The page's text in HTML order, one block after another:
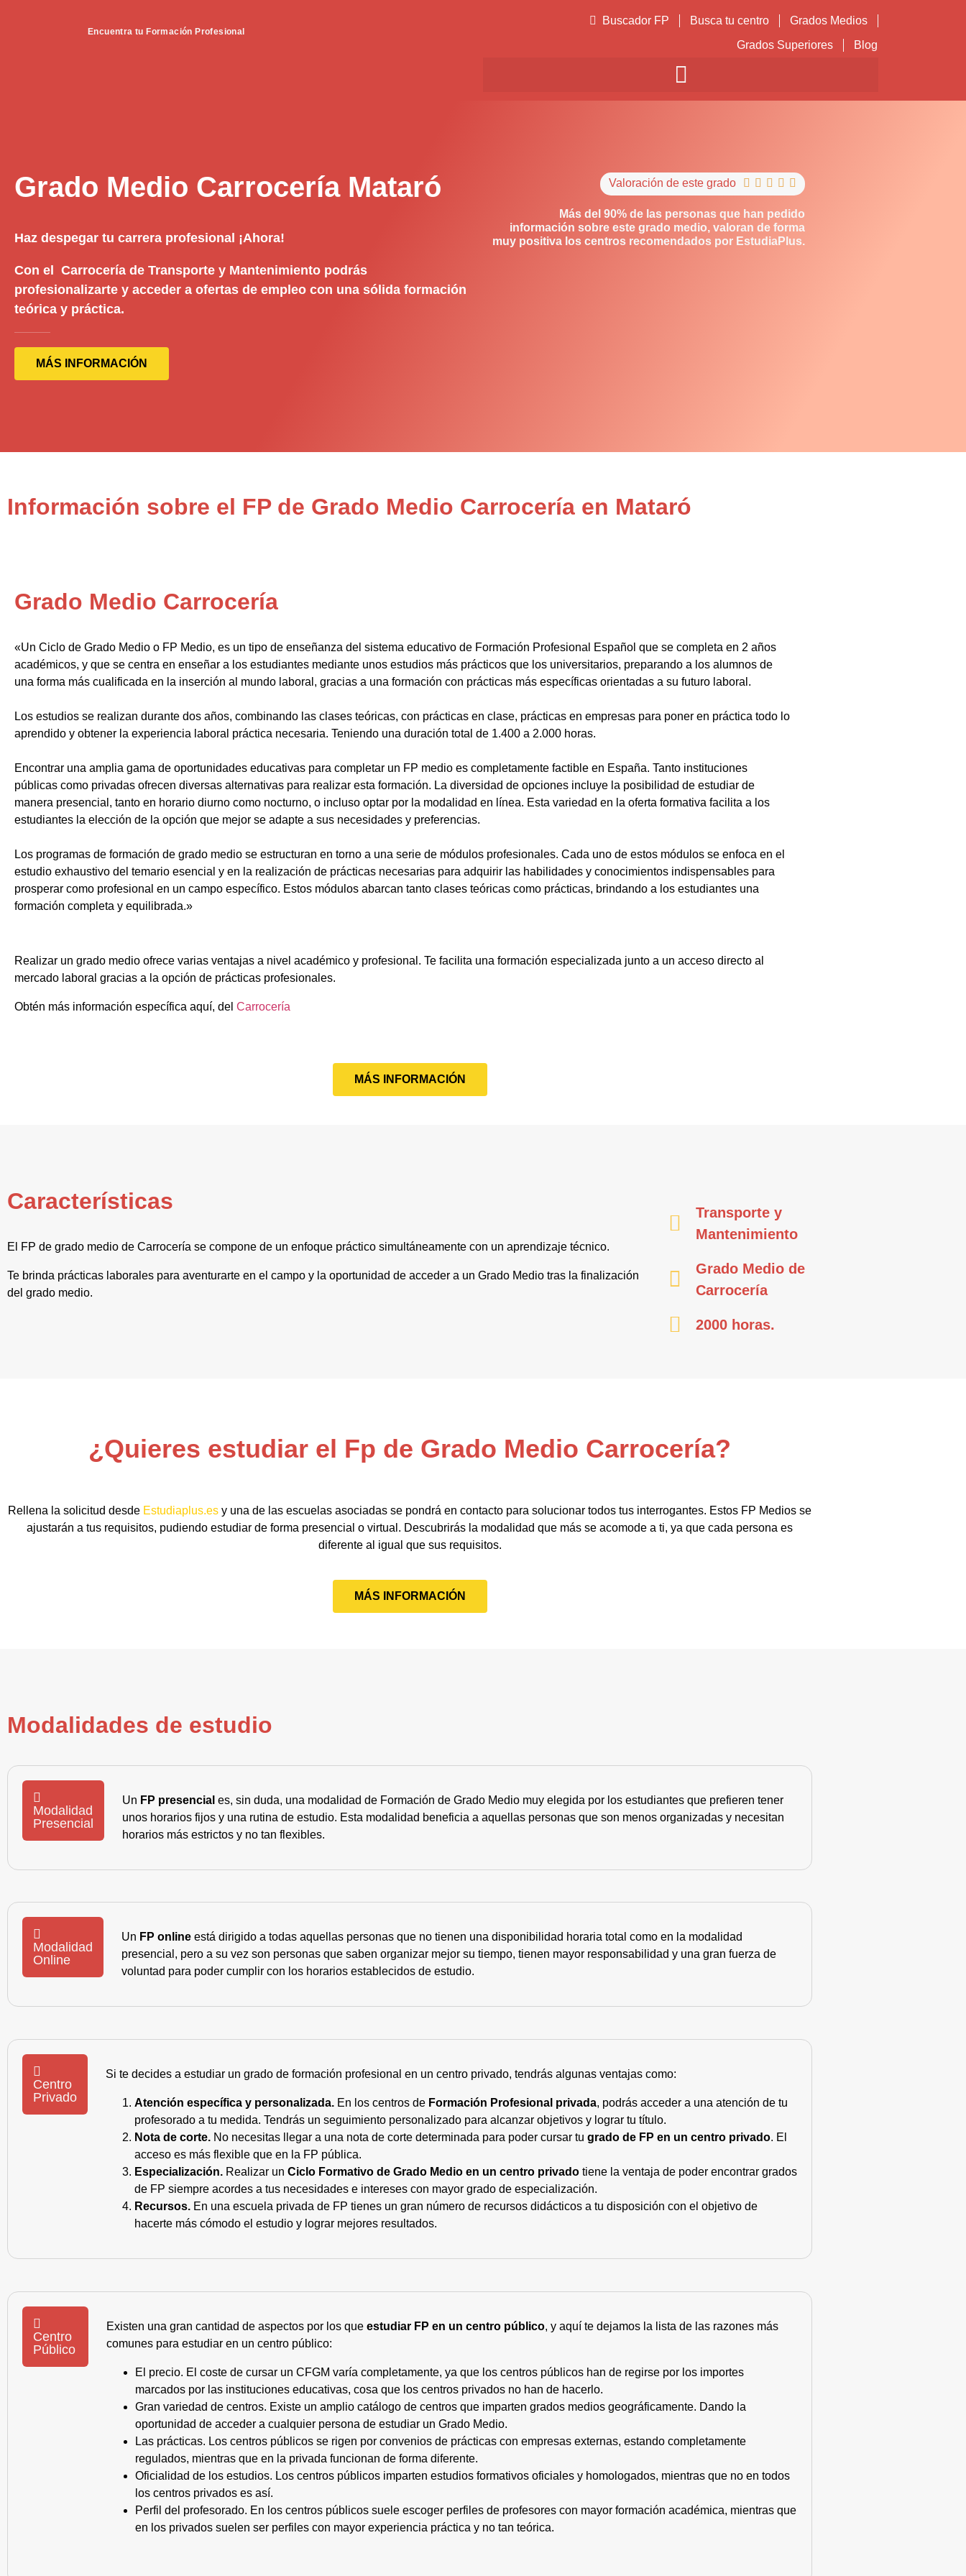
Encuentra tu Formación Profesional
Buscador FP Busca tu centro
Grados Medios
Grados Superiores
Blog
Grado Medio Carrocería Mataró
Haz despegar tu carrera profesional ¡Ahora!
Con el Carrocería de Transporte y Mantenimiento podrás
profesionalizarte y acceder a ofertas de empleo con una sólida formación
teórica y práctica.
MÁS INFORMACIÓN
Valoración de este grado     
Más del 90% de las personas que han pedido
información sobre este grado medio, valoran de forma
muy positiva los centros recomendados por EstudiaPlus.
Información sobre el FP de Grado Medio Carrocería en Mataró
Grado Medio Carrocería
«Un Ciclo de Grado Medio o FP Medio, es un tipo de enseñanza del sistema educativo de Formación Profesional Español que se completa en 2 años
académicos, y que se centra en enseñar a los estudiantes mediante unos estudios más prácticos que los universitarios, preparando a los alumnos de
una forma más cualificada en la inserción al mundo laboral, gracias a una formación con prácticas más específicas orientadas a su futuro laboral.
Los estudios se realizan durante dos años, combinando las clases teóricas, con prácticas en clase, prácticas en empresas para poner en práctica todo lo
aprendido y obtener la experiencia laboral práctica necesaria. Teniendo una duración total de 1.400 a 2.000 horas.
Encontrar una amplia gama de oportunidades educativas para completar un FP medio es completamente factible en España. Tanto instituciones
públicas como privadas ofrecen diversas alternativas para realizar esta formación. La diversidad de opciones incluye la posibilidad de estudiar de
manera presencial, tanto en horario diurno como nocturno, o incluso optar por la modalidad en línea. Esta variedad en la oferta formativa facilita a los
estudiantes la elección de la opción que mejor se adapte a sus necesidades y preferencias.
Los programas de formación de grado medio se estructuran en torno a una serie de módulos profesionales. Cada uno de estos módulos se enfoca en el
estudio exhaustivo del temario esencial y en la realización de prácticas necesarias para adquirir las habilidades y conocimientos indispensables para
prosperar como profesional en un campo específico. Estos módulos abarcan tanto clases teóricas como prácticas, brindando a los estudiantes una
formación completa y equilibrada.»
Realizar un grado medio ofrece varias ventajas a nivel académico y profesional. Te facilita una formación especializada junto a un acceso directo al
mercado laboral gracias a la opción de prácticas profesionales.
Obtén más información específica aquí, del Carrocería
MÁS INFORMACIÓN
Características
El FP de grado medio de Carrocería se compone de un enfoque práctico simultáneamente con un aprendizaje técnico.
Te brinda prácticas laborales para aventurarte en el campo y la oportunidad de acceder a un Grado Medio tras la finalización
del grado medio.
Transporte y
Mantenimiento
Grado Medio de
Carrocería
2000 horas.
¿Quieres estudiar el Fp de Grado Medio Carrocería?
Rellena la solicitud desde Estudiaplus.es y una de las escuelas asociadas se pondrá en contacto para solucionar todos tus interrogantes. Estos FP Medios se
ajustarán a tus requisitos, pudiendo estudiar de forma presencial o virtual. Descubrirás la modalidad que más se acomode a ti, ya que cada persona es
diferente al igual que sus requisitos.
MÁS INFORMACIÓN
Modalidades de estudio
Modalidad
Presencial
Un FP presencial es, sin duda, una modalidad de Formación de Grado Medio muy elegida por los estudiantes que prefieren tener
unos horarios fijos y una rutina de estudio. Esta modalidad beneficia a aquellas personas que son menos organizadas y necesitan
horarios más estrictos y no tan flexibles.
Modalidad
Online
Un FP online está dirigido a todas aquellas personas que no tienen una disponibilidad horaria total como en la modalidad
presencial, pero a su vez son personas que saben organizar mejor su tiempo, tienen mayor responsabilidad y una gran fuerza de
voluntad para poder cumplir con los horarios establecidos de estudio.
Centro
Privado
Si te decides a estudiar un grado de formación profesional en un centro privado, tendrás algunas ventajas como:
Atención específica y personalizada. En los centros de Formación Profesional privada, podrás acceder a una atención de tu
profesorado a tu medida. Tendrás un seguimiento personalizado para alcanzar objetivos y lograr tu título.
Nota de corte. No necesitas llegar a una nota de corte determinada para poder cursar tu grado de FP en un centro privado. El
acceso es más flexible que en la FP pública.
Especialización. Realizar un Ciclo Formativo de Grado Medio en un centro privado tiene la ventaja de poder encontrar grados
de FP siempre acordes a tus necesidades e intereses con mayor grado de especialización.
Recursos. En una escuela privada de FP tienes un gran número de recursos didácticos a tu disposición con el objetivo de
hacerte más cómodo el estudio y lograr mejores resultados.
Centro
Público
Existen una gran cantidad de aspectos por los queestudiar FP en un centro público, y aquí te dejamos la lista de las razones más
comunes para estudiar en un centro público:
El precio. El coste de cursar un CFGM varía completamente, ya que los centros públicos han de regirse por los importes
marcados por las instituciones educativas, cosa que los centros privados no han de hacerlo.
Gran variedad de centros. Existe un amplio catálogo de centros que imparten grados medios geográficamente. Dando la
oportunidad de acceder a cualquier persona de estudiar un Grado Medio.
Las prácticas. Los centros públicos se rigen por convenios de prácticas con empresas externas, estando completamente
regulados, mientras que en la privada funcionan de forma diferente.
Oficialidad de los estudios. Los centros públicos imparten estudios formativos oficiales y homologados, mientras que no en todos
los centros privados es así.
Perfil del profesorado. En los centros públicos suele escoger perfiles de profesores con mayor formación académica, mientras que
en los privados suelen ser perfiles con mayor experiencia práctica y no tan teórica.